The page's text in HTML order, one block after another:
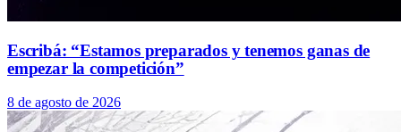
Escribá: “Estamos preparados y tenemos ganas de
empezar la competición”
8 de agosto de 2026